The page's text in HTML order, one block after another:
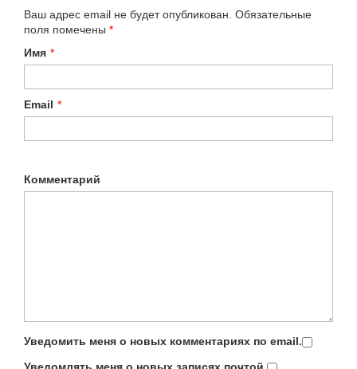
Ваш адрес email не будет опубликован. Обязательные
поля помечены *
Имя *
Email *
Комментарий
Уведомить меня о новых комментариях по email.